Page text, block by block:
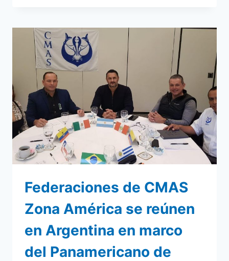
MUNDIAL
DE
ACTIVIDADES
SUBACUÁTICAS
SE
VÍA
ZOOM
Federaciones de CMAS
Zona América se reúnen
en Argentina en marco
del Panamericano de